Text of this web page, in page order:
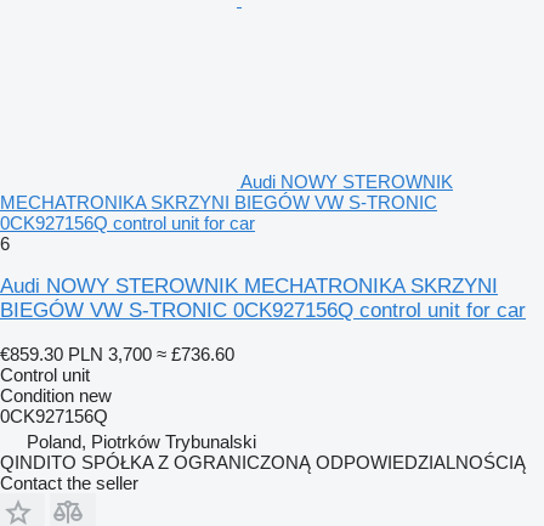
Audi NOWY STEROWNIK
MECHATRONIKA SKRZYNI BIEGÓW VW S-TRONIC
0CK927156Q control unit for car
6
Audi NOWY STEROWNIK MECHATRONIKA SKRZYNI
BIEGÓW VW S-TRONIC 0CK927156Q control unit for car
€859.30 PLN 3,700 ≈ £736.60
Control unit
Condition new
0CK927156Q
Poland, Piotrków Trybunalski
QINDITO SPÓŁKA Z OGRANICZONĄ ODPOWIEDZIALNOŚCIĄ
Contact the seller